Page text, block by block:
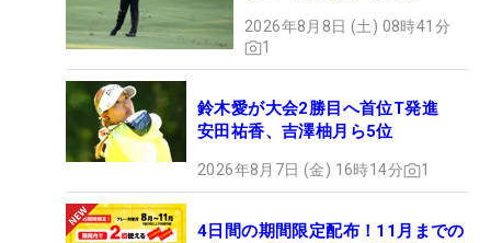
2026年8月8日 (土) 08時41分
1
鈴木愛が大会2勝目へ首位T発進
安田祐香、吉澤柚月ら5位
2026年8月7日 (金) 16時14分 1
4日間の期間限定配布！11月までの